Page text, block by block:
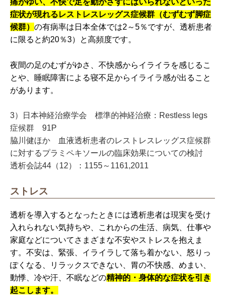
痛がゆい、不快で足を動かさずにはいられないといった
症状が現れるレストレスレッグス症候群（むずむず脚症
候群） の有病率は日本全体では2～5％ですが、透析患者
に限ると約20％3）と高頻度です。
夜間の足のむずがゆさ、不快感からイライラを感じるこ
とや、睡眠障害による寝不足からイライラ感が出ること
があります。
3）日本神経治療学会 標準的神経治療：Restless legs
症候群 91P
脇川健ほか 血液透析患者のレストレスレッグス症候群
に対するプラミペキソールの臨床効果についての検討
透析会誌44（12）：1155～1161,2011
ストレス
透析を導入するとなったときには透析患者は現実を受け
入れられない気持ちや、これからの生活、病気、仕事や
家庭などについてさまざまな不安やストレスを抱えま
す。不安は、緊張、イライラして落ち着かない、怒りっ
ぽくなる、リラックスできない、胃の不快感、めまい、
動悸、冷や汗、不眠などの精神的・身体的な症状を引き
起こします。